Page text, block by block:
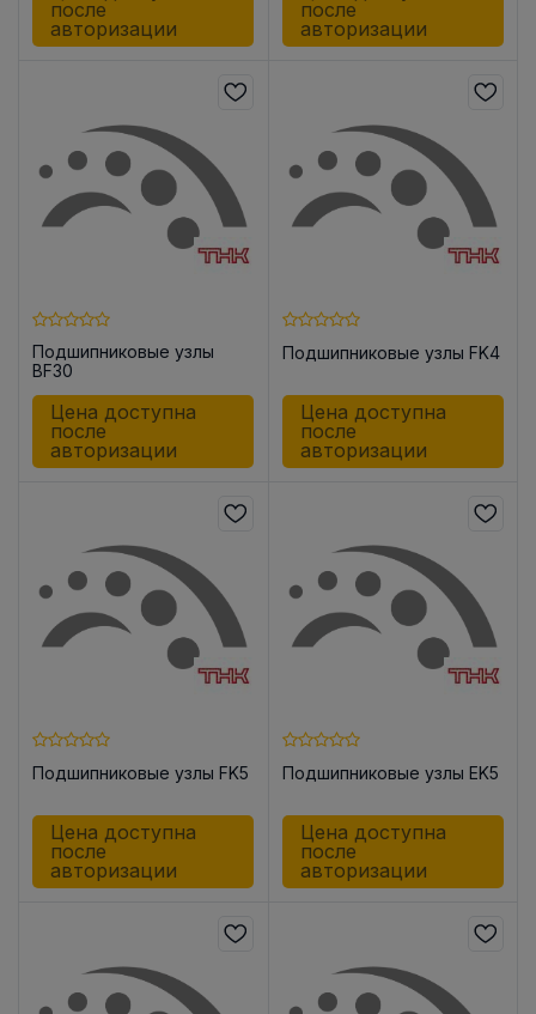
после
авторизации
после
авторизации
Подшипниковые узлы
BF30
Цена доступна
после
авторизации
Подшипниковые узлы FK4
Цена доступна
после
авторизации
Подшипниковые узлы FK5
Цена доступна
после
авторизации
Подшипниковые узлы EK5
Цена доступна
после
авторизации